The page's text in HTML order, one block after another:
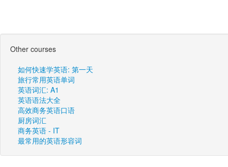
Other courses
如何快速学英语: 第一天
旅行常用英语单词
英语词汇: A1
英语语法大全
高效商务英语口语
厨房词汇
商务英语 - IT
最常用的英语形容词